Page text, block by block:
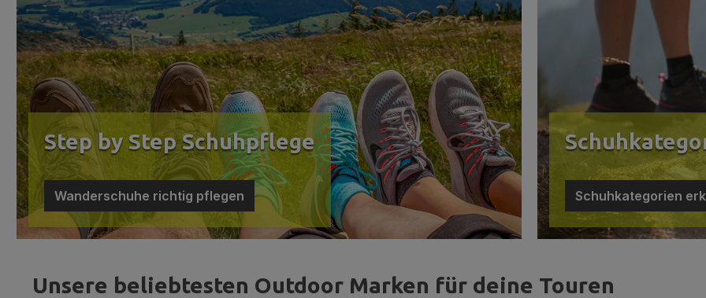
Step by Step Schuhpflege
Wanderschuhe richtig pflegen Schuhkategorien
Unsere beliebtesten Outdoor Marken für deine Touren